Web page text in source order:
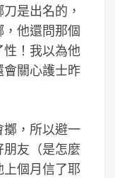
是出名的，
他還問那個
！我以為他
關心護士昨
擲，所以避一
友（是怎麼
個月信了耶